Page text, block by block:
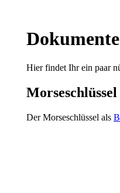
Dokumente
Hier findet Ihr ein paar
Morseschlüssel
Der Morseschlüssel als